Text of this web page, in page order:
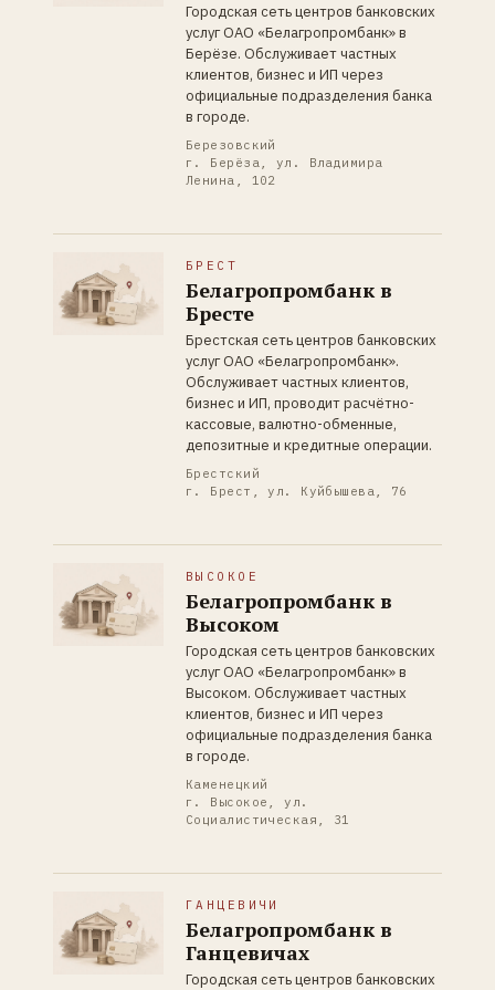
Городская сеть центров банковских
услуг ОАО «Белагропромбанк» в
Берёзе. Обслуживает частных
клиентов, бизнес и ИП через
официальные подразделения банка
в городе.
Березовский
г. Берёза, ул. Владимира
Ленина, 102
БРЕСТ
Белагропромбанк в
Бресте
Брестская сеть центров банковских
услуг ОАО «Белагропромбанк».
Обслуживает частных клиентов,
бизнес и ИП, проводит расчётно-
кассовые, валютно-обменные,
депозитные и кредитные операции.
Брестский
г. Брест, ул. Куйбышева, 76
ВЫСОКОЕ
Белагропромбанк в
Высоком
Городская сеть центров банковских
услуг ОАО «Белагропромбанк» в
Высоком. Обслуживает частных
клиентов, бизнес и ИП через
официальные подразделения банка
в городе.
Каменецкий
г. Высокое, ул.
Социалистическая, 31
ГАНЦЕВИЧИ
Белагропромбанк в
Ганцевичах
Городская сеть центров банковских